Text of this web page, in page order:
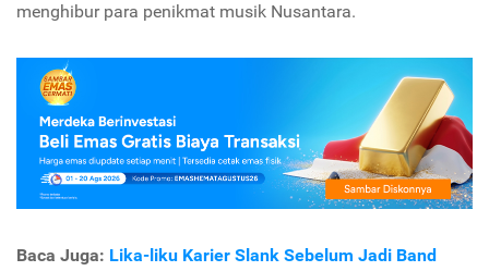
menghibur para penikmat musik Nusantara.
Baca Juga: Lika-liku Karier Slank Sebelum Jadi Band